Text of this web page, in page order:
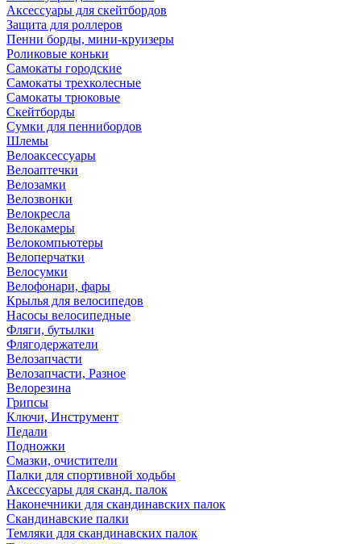
Аксессуары для скейтбордов
Защита для роллеров
Пенни борды, мини-круизеры
Роликовые коньки
Самокаты городские
Самокаты трехколесные
Самокаты трюковые
Скейтборды
Сумки для пеннибордов
Шлемы
Велоаксессуары
Велоаптечки
Велозамки
Велозвонки
Велокресла
Велокамеры
Велокомпьютеры
Велоперчатки
Велосумки
Велофонари, фары
Крылья для велосипедов
Насосы велосипедные
Фляги, бутылки
Флягодержатели
Велозапчасти
Велозапчасти, Разное
Велорезина
Грипсы
Ключи, Инструмент
Педали
Подножки
Смазки, очистители
Палки для спортивной ходьбы
Аксессуары для сканд. палок
Наконечники для скандинавских палок
Скандинавские палки
Темляки для скандинавских палок